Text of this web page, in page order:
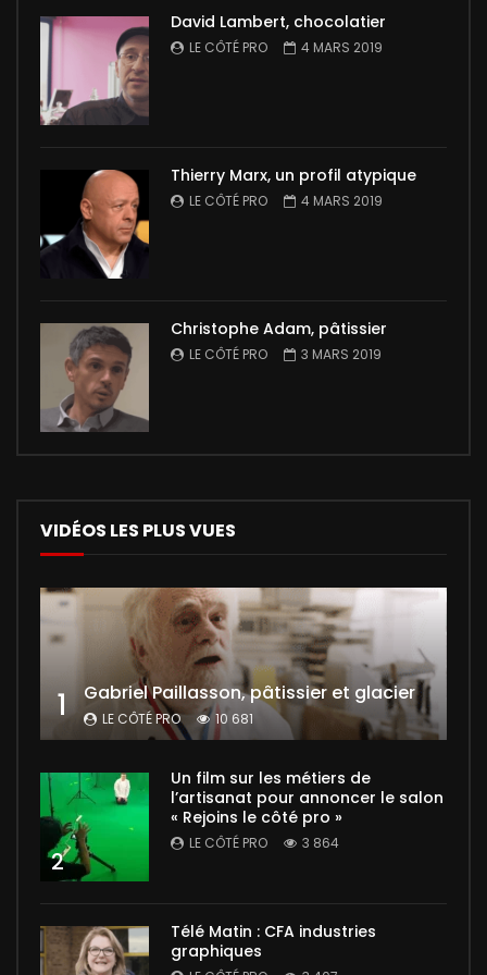
David Lambert, chocolatier
LE CÔTÉ PRO 4 MARS 2019
Thierry Marx, un profil atypique
LE CÔTÉ PRO 4 MARS 2019
Christophe Adam, pâtissier
LE CÔTÉ PRO 3 MARS 2019
VIDÉOS LES PLUS VUES
1 Gabriel Paillasson, pâtissier et glacier
LE CÔTÉ PRO 10 681
2
Un film sur les métiers de
l’artisanat pour annoncer le salon
« Rejoins le côté pro »
LE CÔTÉ PRO 3 864
Télé Matin : CFA industries
graphiques